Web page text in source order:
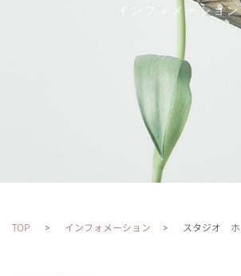
インフォメーション
TOP インフォメーション スタジオ ホ